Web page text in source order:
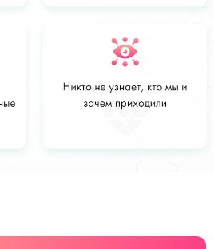
Заказать